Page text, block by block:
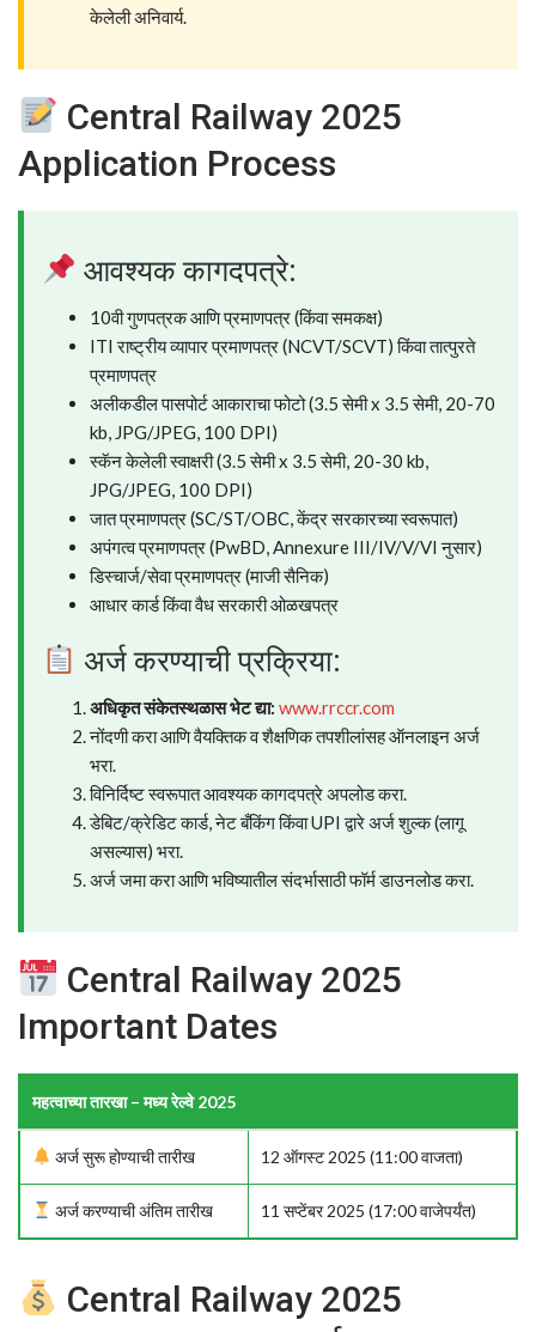
केलेली अनिवार्य.
Central Railway 2025
Application Process
आवश्यक कागदपत्रे:
10वी गुणपत्रक आणि प्रमाणपत्र (किंवा समकक्ष)
ITI राष्ट्रीय व्यापार प्रमाणपत्र (NCVT/SCVT) किंवा तात्पुरते
प्रमाणपत्र
अलीकडील पासपोर्ट आकाराचा फोटो (3.5 सेमी x 3.5 सेमी, 20-70
kb, JPG/JPEG, 100 DPI)
स्कॅन केलेली स्वाक्षरी (3.5 सेमी x 3.5 सेमी, 20-30 kb,
JPG/JPEG, 100 DPI)
जात प्रमाणपत्र (SC/ST/OBC, केंद्र सरकारच्या स्वरूपात)
अपंगत्व प्रमाणपत्र (PwBD, Annexure III/IV/V/VI नुसार)
डिस्चार्ज/सेवा प्रमाणपत्र (माजी सैनिक)
आधार कार्ड किंवा वैध सरकारी ओळखपत्र
अर्ज करण्याची प्रक्रिया:
अधिकृत संकेतस्थळास भेट द्या: www.rrccr.com
नोंदणी करा आणि वैयक्तिक व शैक्षणिक तपशीलांसह ऑनलाइन अर्ज
भरा.
विनिर्दिष्ट स्वरूपात आवश्यक कागदपत्रे अपलोड करा.
डेबिट/क्रेडिट कार्ड, नेट बँकिंग किंवा UPI द्वारे अर्ज शुल्क (लागू
असल्यास) भरा.
अर्ज जमा करा आणि भविष्यातील संदर्भासाठी फॉर्म डाउनलोड करा.
Central Railway 2025
Important Dates
महत्वाच्या तारखा – मध्य रेल्वे 2025
अर्ज सुरू होण्याची तारीख 12 ऑगस्ट 2025 (11:00 वाजता)
अर्ज करण्याची अंतिम तारीख 11 सप्टेंबर 2025 (17:00 वाजेपर्यंत)
Central Railway 2025